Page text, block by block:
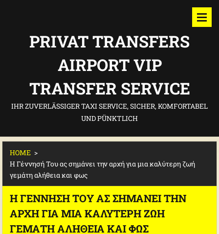
PRIVAT TRANSFERS
AIRPORT VIP
TRANSFER SERVICE
IHR ZUVERLÄSSIGER TAXI SERVICE, SICHER, KOMFORTABEL
UND PÜNKTLICH
HOME >
Η Γέννησή Του ας σημάνει την αρχή για μια καλύτερη ζωή
γεμάτη αλήθεια και φως
Η ΓΈΝΝΗΣΉ ΤΟΥ ΑΣ ΣΗΜΆΝΕΙ ΤΗΝ
ΑΡΧΉ ΓΙΑ ΜΙΑ ΚΑΛΎΤΕΡΗ ΖΩΉ
ΓΕΜΆΤΗ ΑΛΉΘΕΙΑ ΚΑΙ ΦΩΣ